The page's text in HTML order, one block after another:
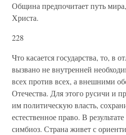
Община предпочитает путь
Христа.
228
Что касается государства, то, в
вызвано не внутренней
всех против всех, а внешними
Отечества. Для этого русичи и
им политическую власть,
естественное право. В
симбиоз. Страна живет с